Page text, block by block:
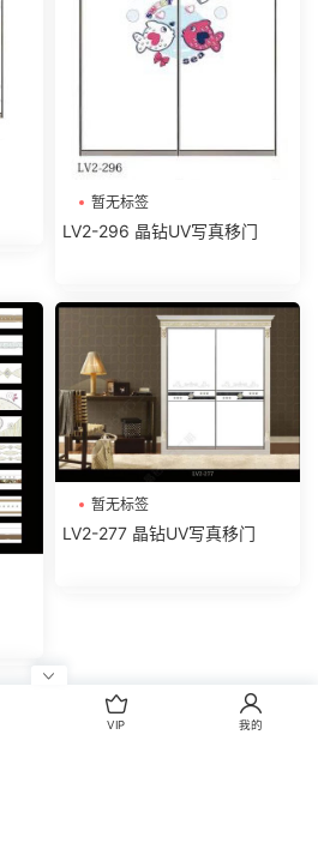
暂无标签
LV2-296 晶钻UV写真移门
暂无标签
LV2-277 晶钻UV写真移门
VIP 我的